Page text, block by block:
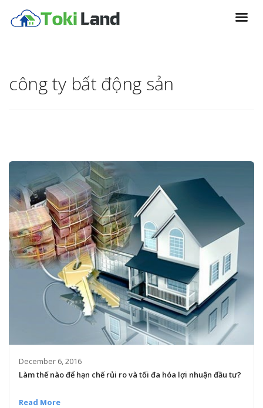
công ty bất động sản
December 6, 2016
Làm thế nào để hạn chế rủi ro và tối đa hóa lợi nhuận đầu tư?
Read More